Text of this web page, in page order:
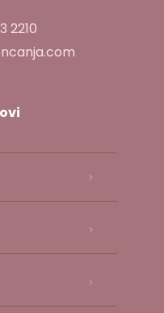
2210